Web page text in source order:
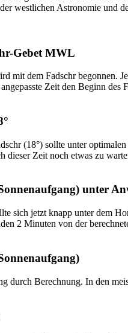
westlichen Astronomie und
Gebet MWL
mit dem Fadschr begonnen.
Zeit den Beginn des
(18°) sollte unter
dieser Zeit noch etwas zu
unter
sich jetzt knapp unter dem
2 Minuten von der
durch Berechnung. In den